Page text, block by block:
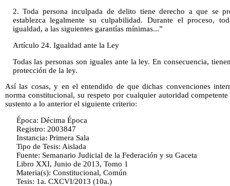
2. Toda persona inculpada de delito tiene derecho a que se
establezca legalmente su culpabilidad. Durante el proceso,
igualdad, a las siguientes garantías mínimas...”
Artículo 24. Igualdad ante la Ley
Todas las personas son iguales ante la ley. En consecuencia,
protección de la ley.
Así las cosas, y en el entendido de que dichas convenciones
norma constitucional, su respeto por cualquier autoridad
sustento a lo anterior el siguiente criterio:
Época: Décima Época
Registro: 2003847
Instancia: Primera Sala
Tipo de Tesis: Aislada
Fuente: Semanario Judicial de la Federación y su Gaceta
Libro XXI, Junio de 2013, Tomo 1
Materia(s): Constitucional, Común
Tesis: 1a. CXCVI/2013 (10a.)